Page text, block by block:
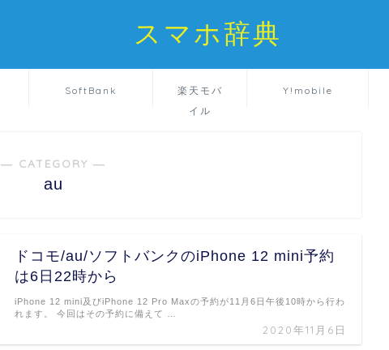
スマホ辞典
SoftBank
楽天モバ
イル
Y!mobile
― CATEGORY ―
au
ドコモ/au/ソフトバンクのiPhone 12 mini予約
は6日22時から
2020年11月6日
iPhone 12 mini及びiPhone 12 Pro Maxの予約が11月6日午後10時から行わ
れます。 今回はその予約に備えて …